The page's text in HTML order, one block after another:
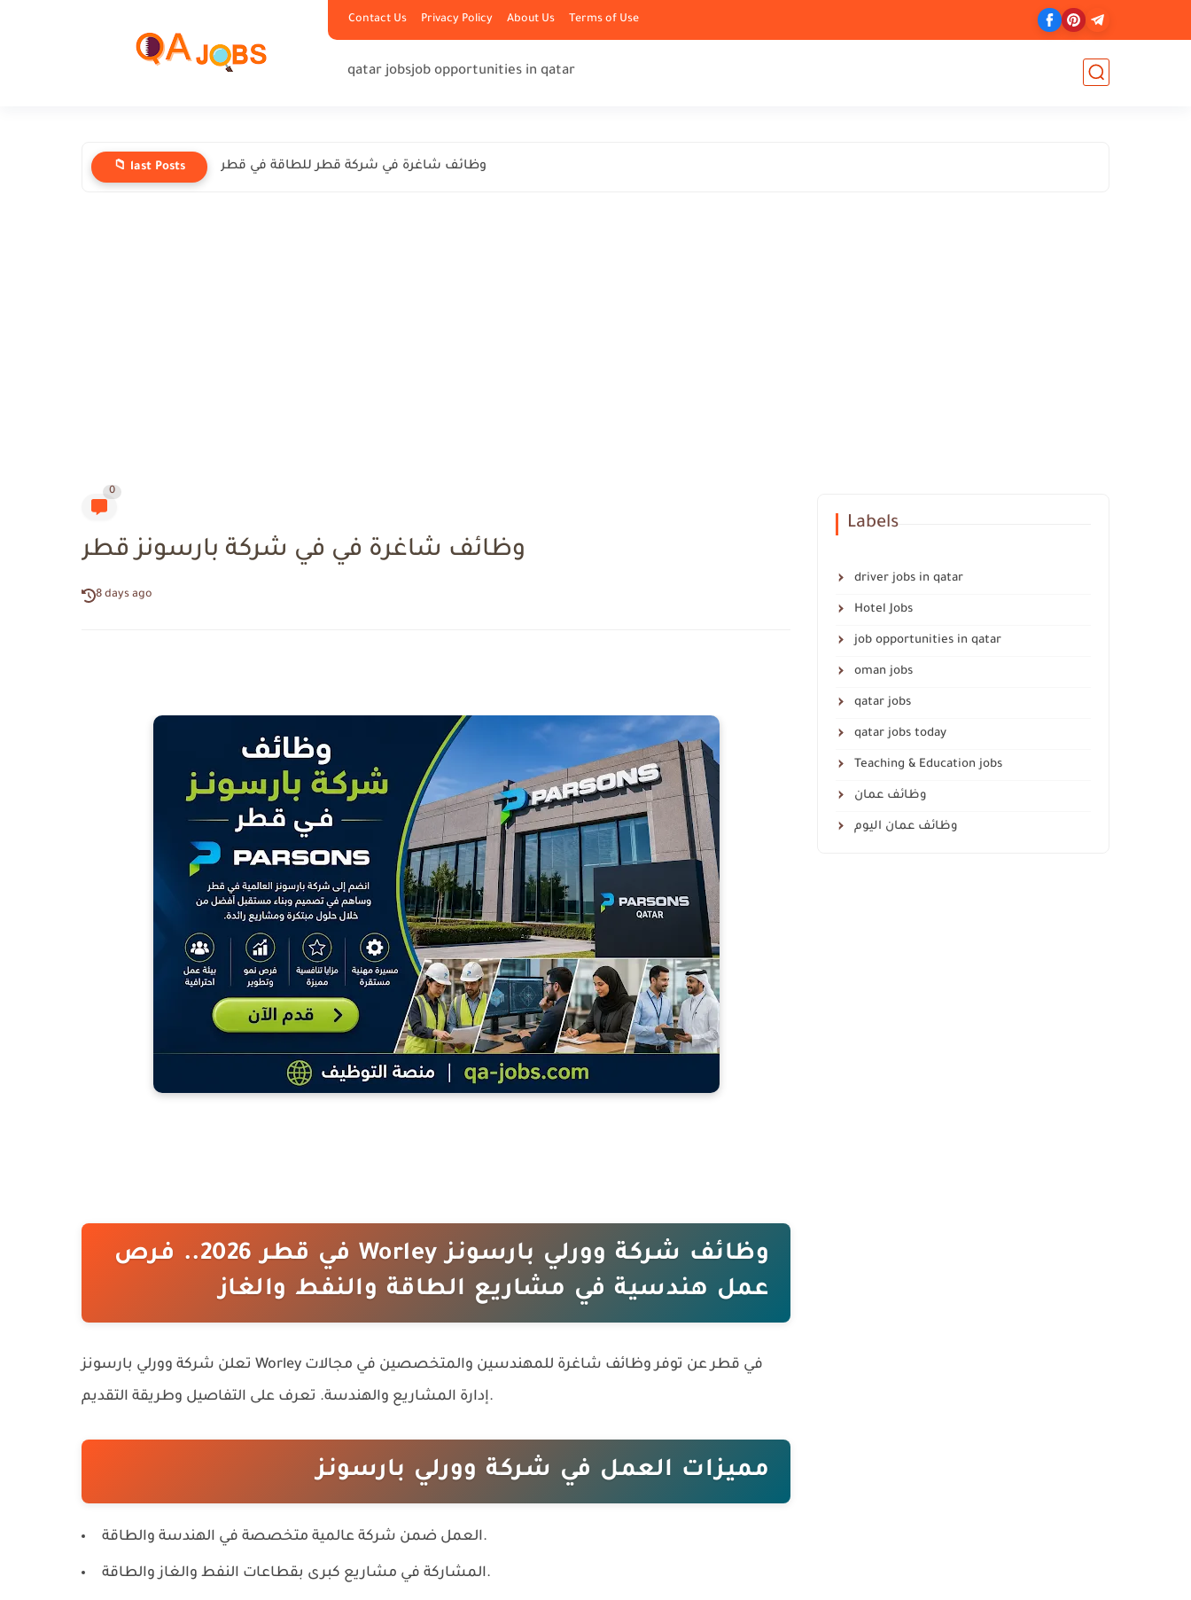
Contact Us Privacy Policy About Us Terms of Use
qatar jobsjob opportunities in qatar
📁 last Posts وظائف شاغرة في شركة قطر للطاقة في قطر
0
وظائف شاغرة في في شركة بارسونز قطر
8 days ago
وظائف شركة وورلي بارسونز Worley في قطر 2026.. فرص
عمل هندسية في مشاريع الطاقة والنفط والغاز
تعلن شركة وورلي بارسونز Worley في قطر عن توفر وظائف شاغرة للمهندسين والمتخصصين في مجالات
إدارة المشاريع والهندسة. تعرف على التفاصيل وطريقة التقديم.
مميزات العمل في شركة وورلي بارسونز
العمل ضمن شركة عالمية متخصصة في الهندسة والطاقة.
المشاركة في مشاريع كبرى بقطاعات النفط والغاز والطاقة.
Labels
driver jobs in qatar
Hotel Jobs
job opportunities in qatar
oman jobs
qatar jobs
qatar jobs today
Teaching & Education jobs
وظائف عمان
وظائف عمان اليوم